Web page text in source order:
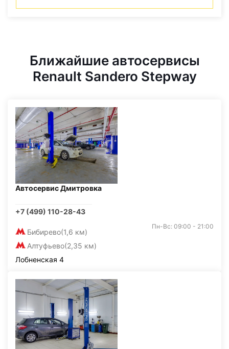
Ближайшие автосервисы
Renault Sandero Stepway
Автосервис Дмитровка
+7 (499) 110-28-43
Бибирево(1,6 км)
Алтуфьево(2,35 км)
Пн-Вс: 09:00 - 21:00
Лобненская 4